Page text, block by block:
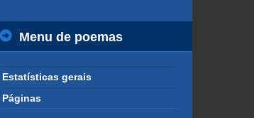
Menu de poemas
Estatísticas gerais
Páginas